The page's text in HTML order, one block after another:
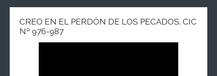
CREO EN EL PERDÓN DE LOS PECADOS. CIC
Nº 976-987